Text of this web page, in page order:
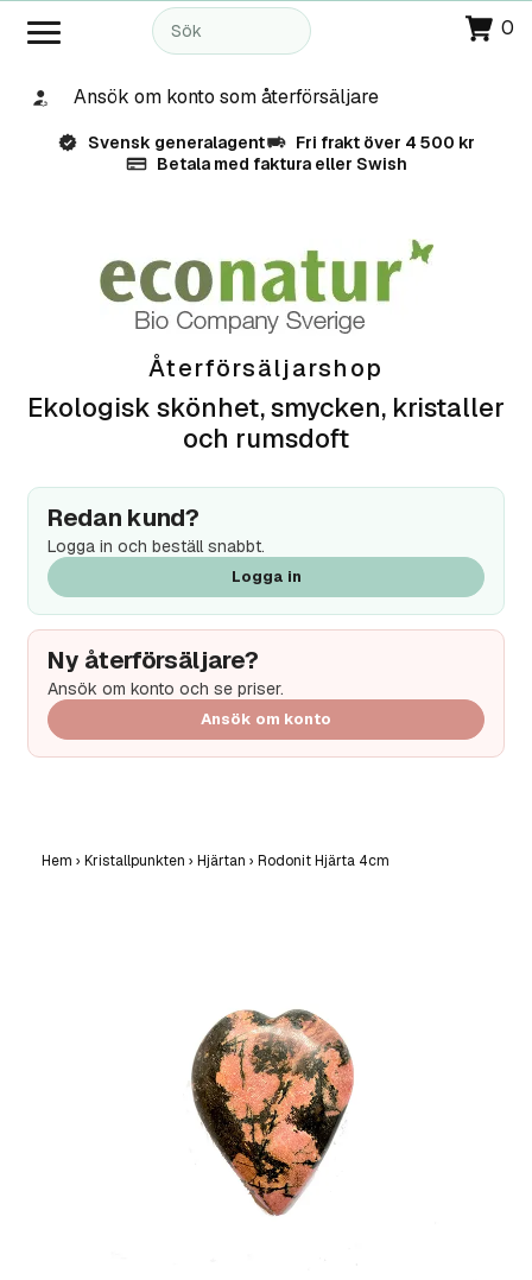
0
Ansök om konto som återförsäljare
Svensk generalagent
Fri frakt över 4 500 kr
Betala med faktura eller Swish
Återförsäljarshop
Ekologisk skönhet, smycken, kristaller
och rumsdoft
Redan kund?
Logga in och beställ snabbt.
Logga in
Ny återförsäljare?
Ansök om konto och se priser.
Ansök om konto
Hem › Kristallpunkten › Hjärtan › Rodonit Hjärta 4cm